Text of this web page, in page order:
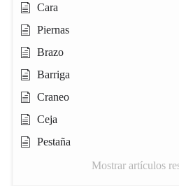
Cara
Piernas
Brazo
Barriga
Craneo
Ceja
Pestaña
Mostrar artículos